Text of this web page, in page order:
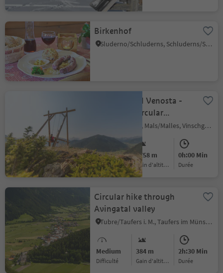
Birkenhof
Sluderno/Schluderns, Schluderns/Sluderno, Vinschgau/Val Venosta
360° Alta Val Venosta -
The varied circular
adventure trail in the
Upper Venosta Valley
Clusio/Schleis, Mals/Malles, Vinschgau/Val Venosta
Medium
Difficulté
5758 m
Gain d'altitude
0h:00 Min
durée
Circular hike through
Avingatal valley
Tubre/Taufers i. M., Taufers im Münstertal/Tubre, Vinschgau/Val Venosta
Medium
Difficulté
384 m
Gain d'altitude
2h:30 Min
durée